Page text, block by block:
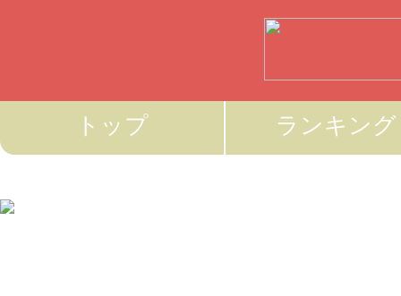
トップ ランキング